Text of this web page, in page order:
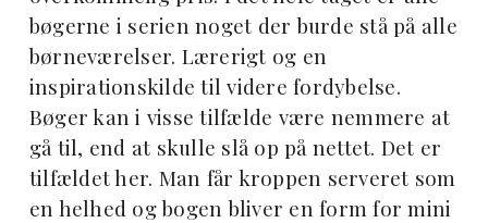
bøgerne i serien noget der burde stå på alle
børneværelser. Lærerigt og en
inspirationskilde til videre fordybelse.
Bøger kan i visse tilfælde være nemmere at
gå til, end at skulle slå op på nettet. Det er
tilfældet her. Man får kroppen serveret som
en helhed og bogen bliver en form for mini